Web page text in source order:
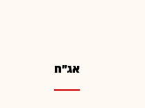
אג"ח